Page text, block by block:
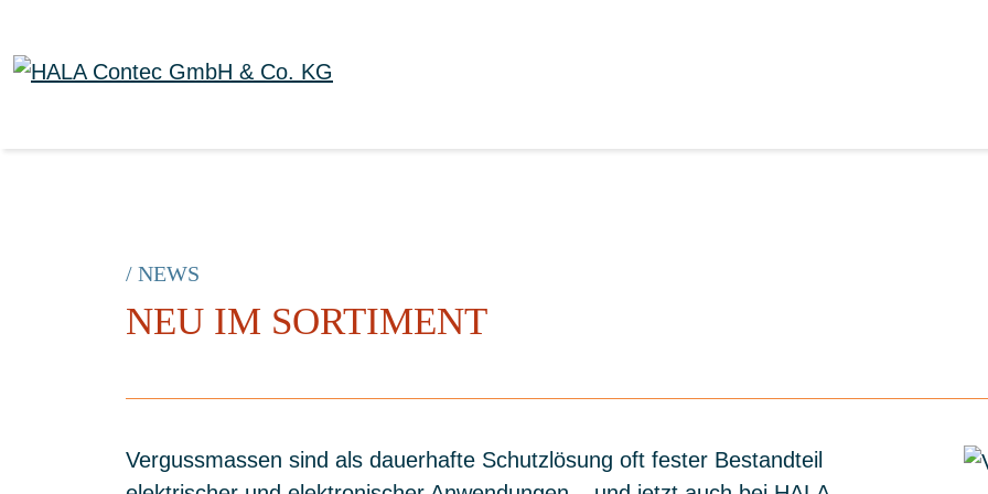
/ NEWS
NEU IM SORTIMENT
Vergussmassen sind als dauerhafte Schutzlösung oft fester Bestandteil